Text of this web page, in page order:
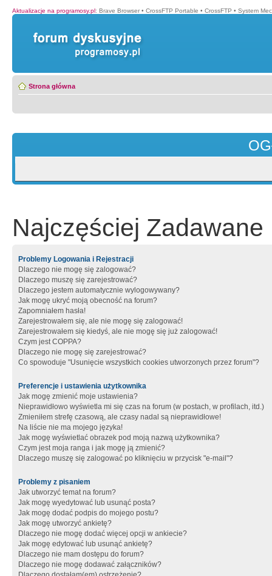
Aktualizacje na programosy.pl: Brave Browser • CrossFTP Portable • CrossFTP • System
Strona główna
Najczęściej Zadawane
Problemy Logowania i Rejestracji
Dlaczego nie mogę się zalogować?
Dlaczego muszę się zarejestrować?
Dlaczego jestem automatycznie wylogowywany?
Jak mogę ukryć moją obecność na forum?
Zapomniałem hasła!
Zarejestrowałem się, ale nie mogę się zalogować!
Zarejestrowałem się kiedyś, ale nie mogę się już zalogować!
Czym jest COPPA?
Dlaczego nie mogę się zarejestrować?
Co spowoduje "Usunięcie wszystkich cookies utworzonych przez forum"?
Preferencje i ustawienia użytkownika
Jak mogę zmienić moje ustawienia?
Nieprawidłowo wyświetla mi się czas na forum (w postach, w profilach, itd.)
Zmieniłem strefę czasową, ale czasy nadal są nieprawidłowe!
Na liście nie ma mojego języka!
Jak mogę wyświetlać obrazek pod moją nazwą użytkownika?
Czym jest moja ranga i jak mogę ją zmienić?
Dlaczego muszę się zalogować po kliknięciu w przycisk "e-mail"?
Problemy z pisaniem
Jak utworzyć temat na forum?
Jak mogę wyedytować lub usunąć posta?
Jak mogę dodać podpis do mojego postu?
Jak mogę utworzyć ankietę?
Dlaczego nie mogę dodać więcej opcji w ankiecie?
Jak mogę edytować lub usunąć ankietę?
Dlaczego nie mam dostępu do forum?
Dlaczego nie mogę dodawać załączników?